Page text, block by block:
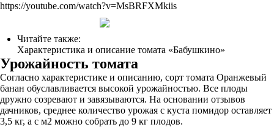
https://youtube.com/watch?v=MsBRFXMkiis
Читайте также:
Характеристика и описание томата «Бабушкино»
Урожайность томата
Согласно характеристике и описанию, сорт томата Оранжевый
банан обуславливается высокой урожайностью. Все плоды
дружно созревают и завязываются. На основании отзывов
дачников, среднее количество урожая с куста помидор оставляет
3,5 кг, а с м2 можно собрать до 9 кг плодов.